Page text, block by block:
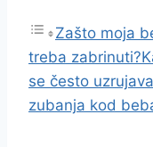
Zašto moja
treba zabrinuti?
se često
zubanja kod